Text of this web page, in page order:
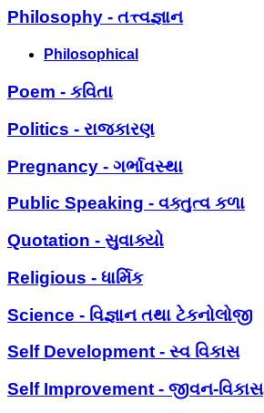
Philosophy - તત્ત્વજ્ઞાન
Philosophical
Poem - કવિતા
Politics - રાજકારણ
Pregnancy - ગર્ભાવસ્થા
Public Speaking - વક્તુત્વ કળા
Quotation - સુવાક્યો
Religious - ધાર્મિક
Science - વિજ્ઞાન તથા ટેકનોલોજી
Self Development - સ્વ વિકાસ
Self Improvement - જીવન-વિકાસ